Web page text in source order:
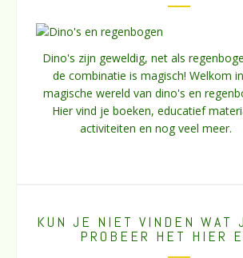
Dino's zijn geweldig, net als
de combinatie is magisch! Welkom
magische wereld van dino's en
Hier vind je boeken, educatief
activiteiten en nog veel meer.
KUN JE NIET VINDEN WAT
PROBEER HET HIER